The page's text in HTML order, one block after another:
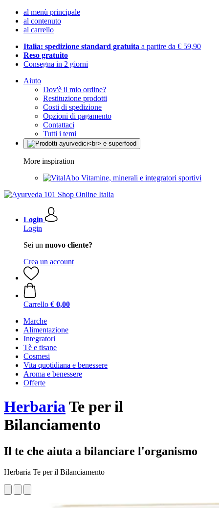
al menù principale
al contenuto
al carrello
Italia: spedizione standard gratuita a partire da € 59,90
Reso gratuito
Consegna in 2 giorni
Aiuto
Dov'è il mio ordine?
Restituzione prodotti
Costi di spedizione
Opzioni di pagamento
Contattaci
Tutti i temi
More inspiration
Vitamine, minerali e integratori sportivi
Login
Login
Sei un nuovo cliente?
Crea un account
Carrello € 0,00
Marche
Alimentazione
Integratori
Tè e tisane
Cosmesi
Vita quotidiana e benessere
Aroma e benessere
Offerte
HerbariaTe per il
Bilanciamento
Il te che aiuta a bilanciare l'organismo
Herbaria Te per il Bilanciamento